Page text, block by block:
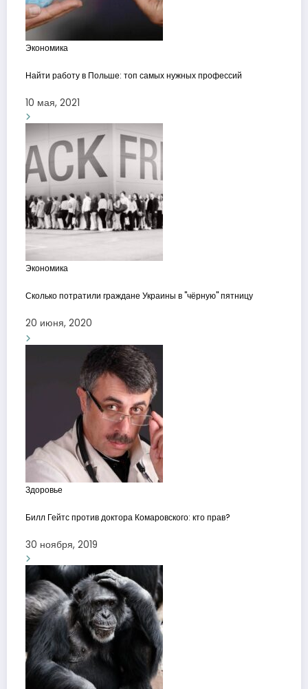
Экономика
Найти работу в Польше: топ самых нужных профессий
10 мая, 2021
Экономика
Сколько потратили граждане Украины в "чёрную" пятницу
20 июня, 2020
Здоровье
Билл Гейтс против доктора Комаровского: кто прав?
30 ноября, 2019